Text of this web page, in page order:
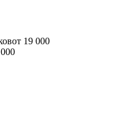
от 19 000